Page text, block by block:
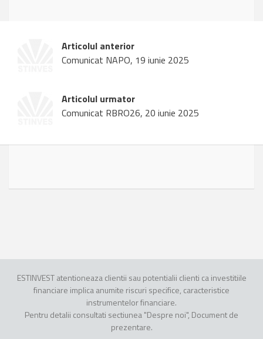
Articolul anterior
Comunicat NAPO, 19 iunie 2025
Articolul urmator
Comunicat RBRO26, 20 iunie 2025
ESTINVEST atentioneaza clientii sau potentialii clienti ca investitiile
financiare implica anumite riscuri specifice, caracteristice
instrumentelor financiare.
Pentru detalii consultati sectiunea "Despre noi", Document de
prezentare.